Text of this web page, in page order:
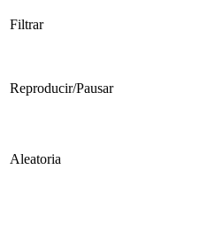
Filtrar
Reproducir/Pausar
Aleatoria